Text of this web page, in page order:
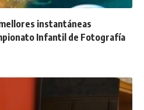
instantáneas
Infantil de Fotografía